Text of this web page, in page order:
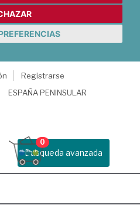
Registrarse
ESPAÑA PENINSULAR
Busqueda avanzada
0